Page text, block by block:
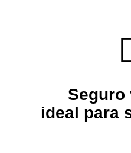
Seguro
ideal para